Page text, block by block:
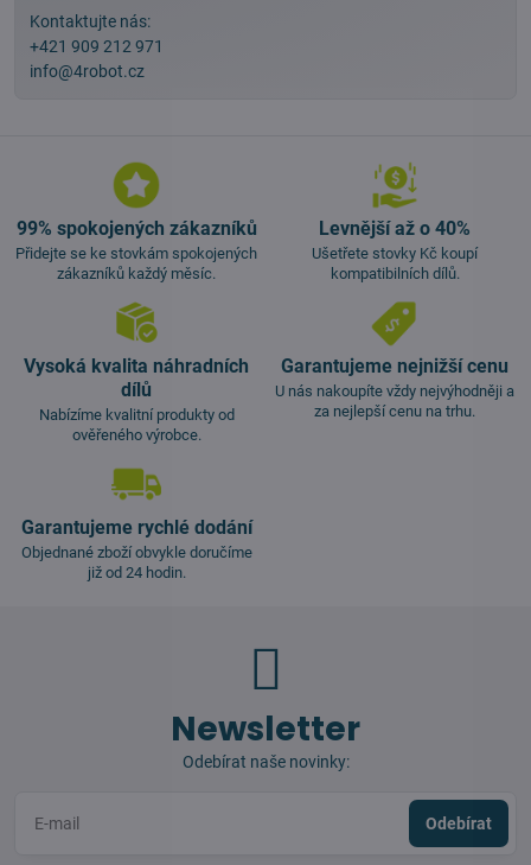
Kontaktujte nás:
+421 909 212 971
info@4robot.cz
99% spokojených zákazníků
Přidejte se ke stovkám spokojených
zákazníků každý měsíc.
Levnější až o 40%
Ušetřete stovky Kč koupí
kompatibilních dílů.
Vysoká kvalita náhradních
dílů
Nabízíme kvalitní produkty od
ověřeného výrobce.
Garantujeme nejnižší cenu
U nás nakoupíte vždy nejvýhodněji a
za nejlepší cenu na trhu.
Garantujeme rychlé dodání
Objednané zboží obvykle doručíme
již od 24 hodin.
Newsletter
Odebírat naše novinky:
Odebírat